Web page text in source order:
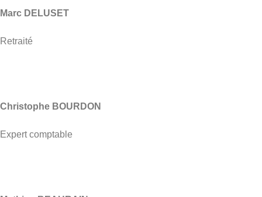
Marc DELUSET
Retraité
Christophe BOURDON
Expert comptable